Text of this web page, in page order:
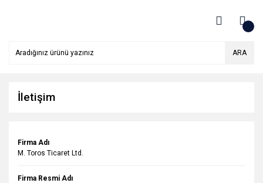
ARA
İletişim
Firma Adı
M. Toros Ticaret Ltd.
Firma Resmi Adı